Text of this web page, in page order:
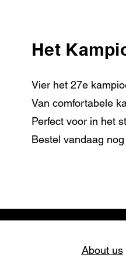
Het
Vier het 27e
Van comfortabele
Perfect voor in het
Bestel vandaag
About us